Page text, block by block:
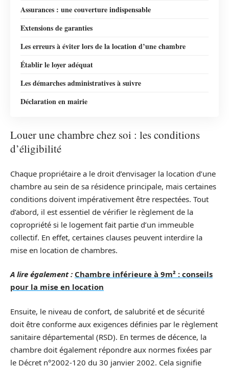
Assurances : une couverture indispensable
Extensions de garanties
Les erreurs à éviter lors de la location d’une chambre
Établir le loyer adéquat
Les démarches administratives à suivre
Déclaration en mairie
Louer une chambre chez soi : les conditions
d’éligibilité
Chaque propriétaire a le droit d’envisager la location d’une
chambre au sein de sa résidence principale, mais certaines
conditions doivent impérativement être respectées. Tout
d’abord, il est essentiel de vérifier le règlement de la
copropriété si le logement fait partie d’un immeuble
collectif. En effet, certaines clauses peuvent interdire la
mise en location de chambres.
A lire également : Chambre inférieure à 9m² : conseils
pour la mise en location
Ensuite, le niveau de confort, de salubrité et de sécurité
doit être conforme aux exigences définies par le règlement
sanitaire départemental (RSD). En termes de décence, la
chambre doit également répondre aux normes fixées par
le Décret n°2002-120 du 30 janvier 2002. Cela signifie